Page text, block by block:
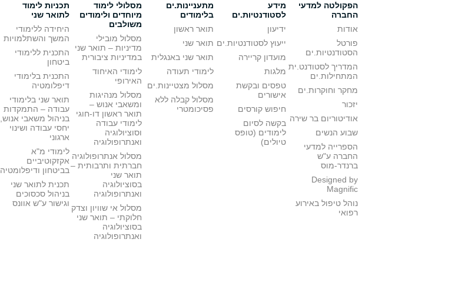
הפקולטה למדעי
החברה
אודות
פורטל
הסטודנטיות.ים
המדריך לסטודנט.ית
המתחילות.ים
מחקר וחוקרות.ים
יזכור
אודיטוריום בר שירה
שבוע הנשים
הספרייה למדעי
החברה ע"ש
ברנדר-מוס
Designed by
Magnific
נוהל טיפול באירוע
רפואי
מידע
לסטודנטיות.ים
ידיעון
ייעוץ לסטודנטיות.ים
מועדון קריירה
מלגות
טפסים ובקשת
אישורים
חיפוש קורסים
בקשה לסיום
לימודים (טופס
טיולים)
מתעניינות.ים
בלימודים
תואר ראשון
תואר שני
תואר שני באנגלית
לימודי תעודה
מסלול מצטיינות.ים
מסלול קבלה ללא
פסיכומטרי
מסלולי לימוד
מיוחדים ולימודים
משולבים
מסלול מובילי
מדיניות – תואר שני
במדיניות ציבורית
לימודי האיחוד
האירופי
מסלול מנהיגות
ומשאבי אנוש –
תואר ראשון דו-חוגי
לימודי עבודה
וסוציולוגיה
ואנתרופולוגיה
מסלול אנתרופולוגיה
חברתית ותרבותית –
תואר שני
בסוציולוגיה
ואנתרופולוגיה
מסלול אי שוויון וצדק
חלוקתי – תואר שני
בסוציולוגיה
ואנתרופולוגיה
תכניות לימוד
לתואר שני
היחידה ללימודי
המשך והשתלמויות
התכנית ללימודי
ביטחון
התכנית בלימודי
דיפלומטיה
תואר שני בלימודי
עבודה – התמקדות
בניהול משאבי אנוש,
יחסי עבודה ושינוי
ארגוני
לימודי מ"א
אקזקוטיביים
בביטחון ודיפלומטיה
תכנית לתואר שני
בניהול סכסוכים
וגישור ע"ש אוונס